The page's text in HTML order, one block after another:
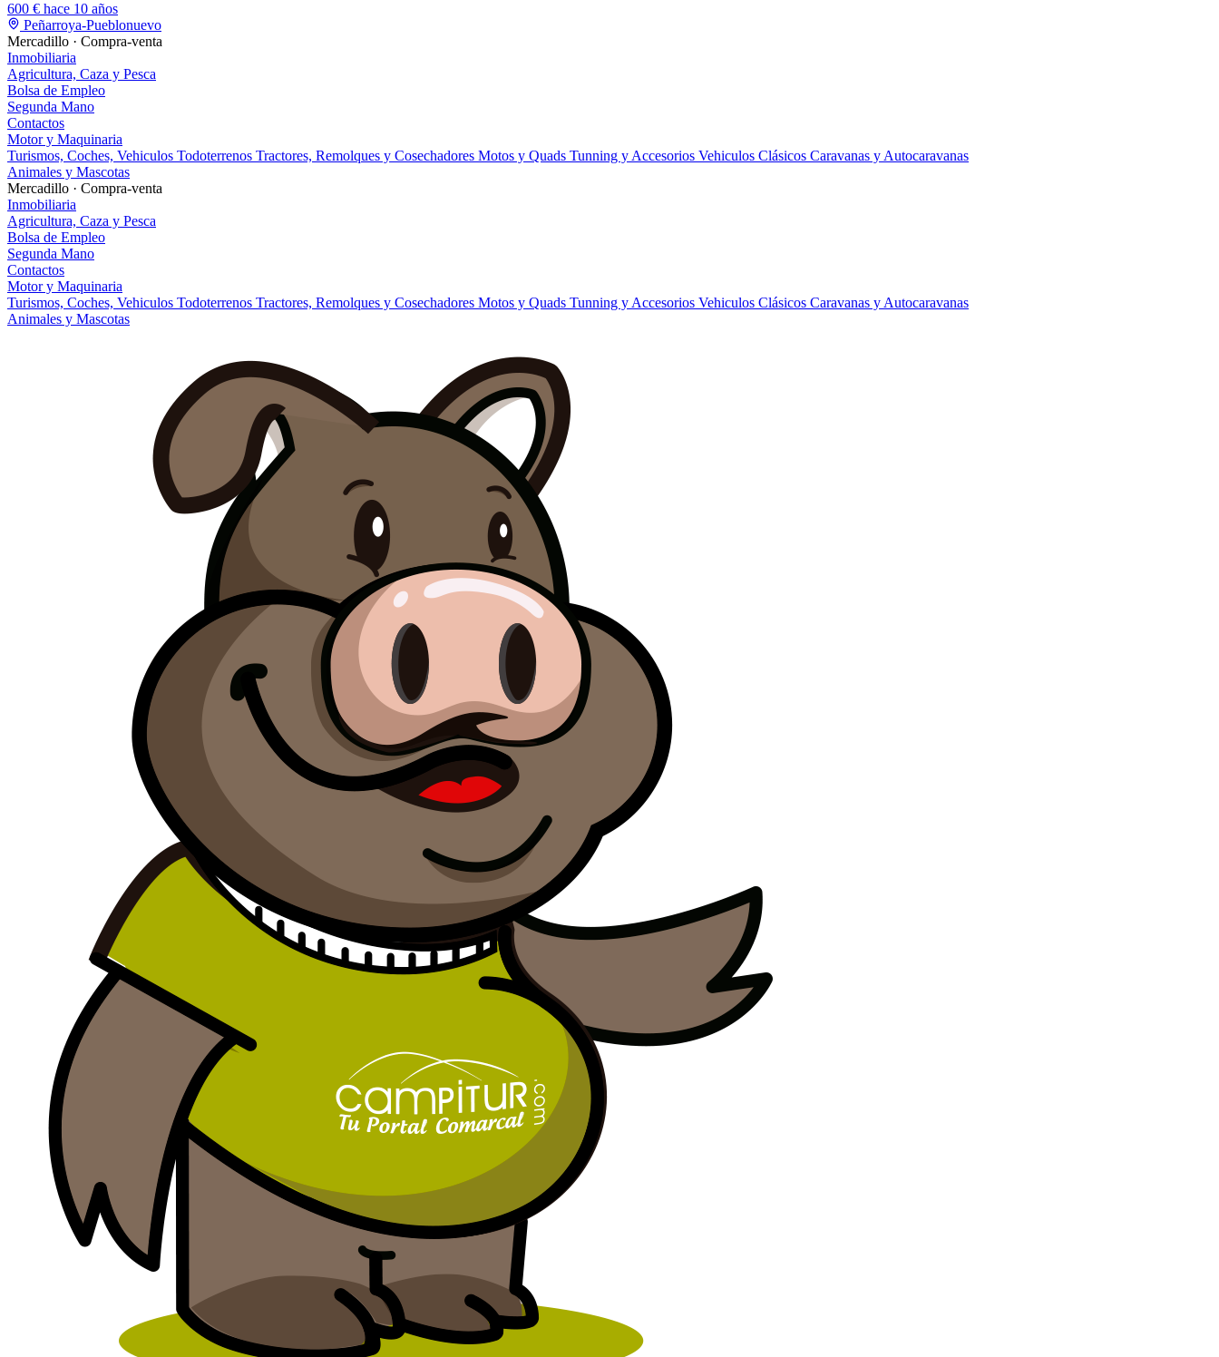
600 € hace 10 años
Peñarroya-Pueblonuevo
Mercadillo · Compra-venta
Inmobiliaria
Agricultura, Caza y Pesca
Bolsa de Empleo
Segunda Mano
Contactos
Motor y Maquinaria
Turismos, Coches, Vehiculos Todoterrenos Tractores, Remolques y Cosechadores Motos y Quads Tunning y Accesorios Vehiculos Clásicos Caravanas y Autocaravanas
Animales y Mascotas
Mercadillo · Compra-venta
Inmobiliaria
Agricultura, Caza y Pesca
Bolsa de Empleo
Segunda Mano
Contactos
Motor y Maquinaria
Turismos, Coches, Vehiculos Todoterrenos Tractores, Remolques y Cosechadores Motos y Quads Tunning y Accesorios Vehiculos Clásicos Caravanas y Autocaravanas
Animales y Mascotas